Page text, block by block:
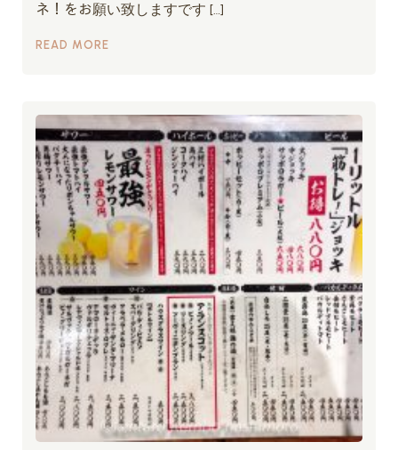
ネ！をお願い致しますです […]
READ MORE